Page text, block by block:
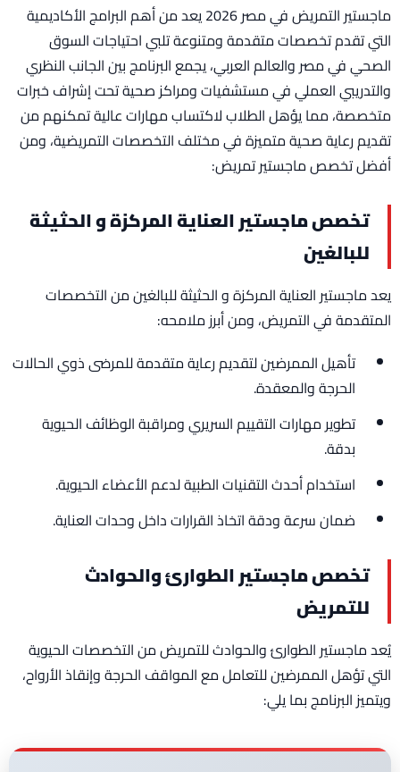
ماجستير التمريض في مصر 2026 يعد من أهم البرامج الأكاديمية
التي تقدم تخصصات متقدمة ومتنوعة تلبي احتياجات السوق
الصحي في مصر والعالم العربي، يجمع البرنامج بين الجانب النظري
والتدريبي العملي في مستشفيات ومراكز صحية تحت إشراف خبرات
متخصصة، مما يؤهل الطلاب لاكتساب مهارات عالية تمكنهم من
تقديم رعاية صحية متميزة في مختلف التخصصات التمريضية، ومن
أفضل تخصص ماجستير تمريض:
تخصص ماجستير العناية المركزة و الحثيثة
للبالغين
يعد ماجستير العناية المركزة و الحثيثة للبالغين من التخصصات
المتقدمة في التمريض، ومن أبرز ملامحه:
تأهيل الممرضين لتقديم رعاية متقدمة للمرضى ذوي الحالات
الحرجة والمعقدة.
تطوير مهارات التقييم السريري ومراقبة الوظائف الحيوية
بدقة.
استخدام أحدث التقنيات الطبية لدعم الأعضاء الحيوية.
ضمان سرعة ودقة اتخاذ القرارات داخل وحدات العناية.
تخصص ماجستير الطوارئ والحوادث
للتمريض
يُعد ماجستير الطوارئ والحوادث للتمريض من التخصصات الحيوية
التي تؤهل الممرضين للتعامل مع المواقف الحرجة وإنقاذ الأرواح،
ويتميز البرنامج بما يلي: